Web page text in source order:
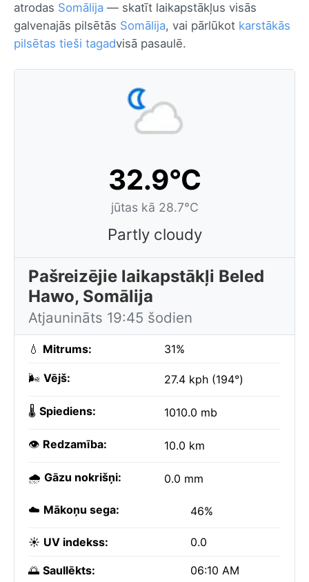
atrodas Somālija — skatīt laikapstākļus visās
galvenajās pilsētās Somālija, vai pārlūkot karstākās
pilsētas tieši tagadvisā pasaulē.
32.9°C
jūtas kā 28.7°C
Partly cloudy
Pašreizējie laikapstākļi Beled
Hawo, Somālija
Atjaunināts 19:45 šodien
💧 Mitrums: 31%
🌬️ Vējš: 27.4 kph (194°)
🌡️ Spiediens: 1010.0 mb
👁️ Redzamība: 10.0 km
🌧️ Gāzu nokrišņi: 0.0 mm
☁️ Mākoņu sega: 46%
☀️ UV indekss: 0.0
🌅 Saullēkts: 06:10 AM